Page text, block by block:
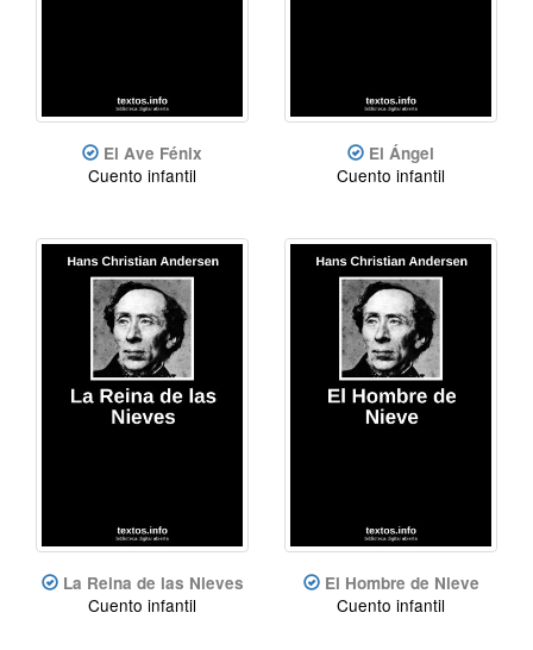
El Ave Fénix
Cuento infantil
El Ángel
Cuento infantil
La Reina de las Nieves
Cuento infantil
El Hombre de Nieve
Cuento infantil